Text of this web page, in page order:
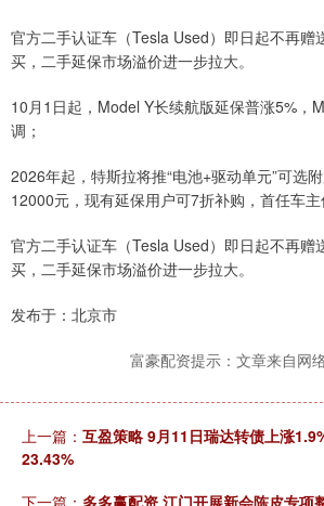
官方二手认证车（Tesla Used）即日起不再赠
买，二手延保市场溢价进一步拉大。
10月1日起，Model Y长续航版延保普涨5%，
调；
2026年起，特斯拉将推“电池+驱动单元”可选
12000元，现有延保用户可7折补购，首任车主
官方二手认证车（Tesla Used）即日起不再赠
买，二手延保市场溢价进一步拉大。
发布于：北京市
富豪配资提示：文章来自网
上一篇： 互盈策略 9月11日瑞达转债上涨
23.43%